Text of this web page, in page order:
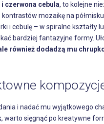
czerwona cebula, to kolejne
mozaikę na
i cebulę – w spiralne kształty
bardziej fantazyjne formy.
również dodadzą mu
i nadać mu wyjątkowego
, warto sięgnąć po kreatywne